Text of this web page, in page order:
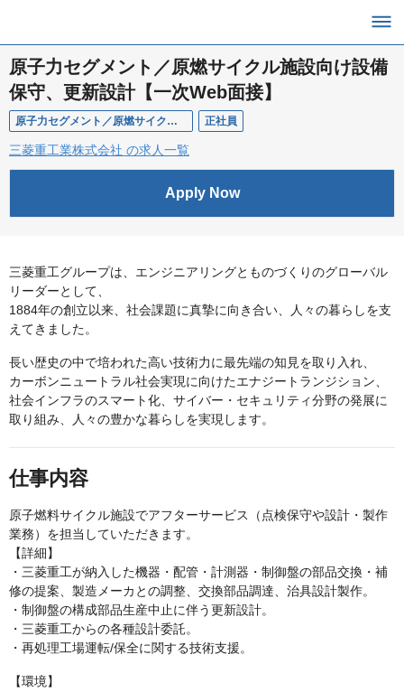
原子力セグメント／原燃サイクル施設向け設備
保守、更新設計【一次Web面接】
原子力セグメント／原燃サイクル施設向け設備保守、更新設計【一次Web面接】 正社員
三菱重工業株式会社 の求人一覧
Apply Now
三菱重工グループは、エンジニアリングとものづくりのグローバル
リーダーとして、
1884年の創立以来、社会課題に真摯に向き合い、人々の暮らしを支
えてきました。
長い歴史の中で培われた高い技術力に最先端の知見を取り入れ、
カーボンニュートラル社会実現に向けたエナジートランジション、
社会インフラのスマート化、サイバー・セキュリティ分野の発展に
取り組み、人々の豊かな暮らしを実現します。
仕事内容
原子燃料サイクル施設でアフターサービス（点検保守や設計・製作
業務）を担当していただきます。
【詳細】
・三菱重工が納入した機器・配管・計測器・制御盤の部品交換・補
修の提案、製造メーカとの調整、交換部品調達、治具設計製作。
・制御盤の構成部品生産中止に伴う更新設計。
・三菱重工からの各種設計委託。
・再処理工場運転/保全に関する技術支援。
【環境】